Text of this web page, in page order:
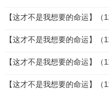
【这才不是我想要的命运】（
【这才不是我想要的命运】（
【这才不是我想要的命运】（
【这才不是我想要的命运】（